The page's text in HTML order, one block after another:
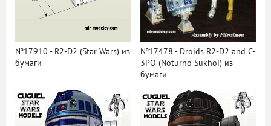
№17910 - R2-D2 (Star Wars) из
бумаги
№17478 - Droids R2-D2 and C-
3PO (Noturno Sukhoi) из
бумаги